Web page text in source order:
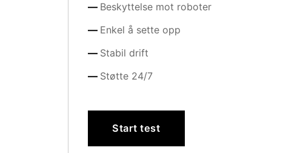
Beskyttelse mot roboter
Enkel å sette opp
Stabil drift
Støtte 24/7
Start test